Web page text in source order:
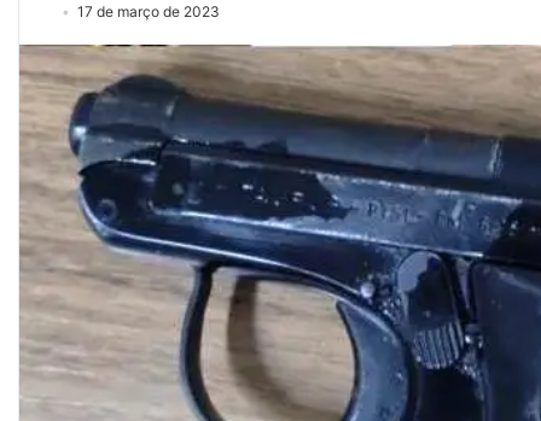
17 de março de 2023